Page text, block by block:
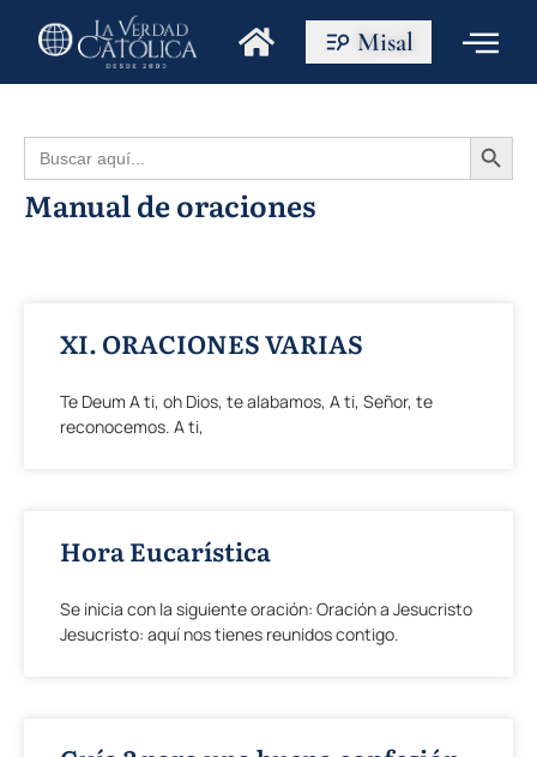
Misal
Buscar: Botón de
Manual de oraciones
XI. ORACIONES VARIAS
Te Deum A ti, oh Dios, te alabamos, A ti, Señor, te
reconocemos. A ti,
Hora Eucarística
Se inicia con la siguiente oración: Oración a Jesucristo
Jesucristo: aquí nos tienes reunidos contigo.